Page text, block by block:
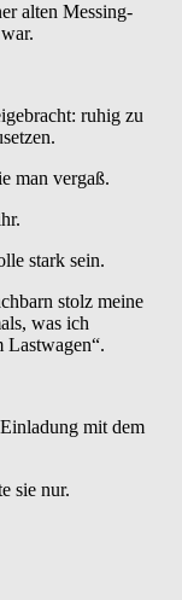
alten Messing-
ruhig zu
man vergaß.
stark sein.
stolz meine
was ich
Lastwagen“.
mit dem
sie nur.